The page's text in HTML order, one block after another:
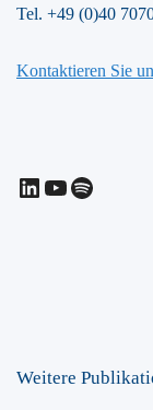
Tel. +49 (0)40
Kontaktieren Sie
LinkedIn
YouTube
Spotify
Weitere